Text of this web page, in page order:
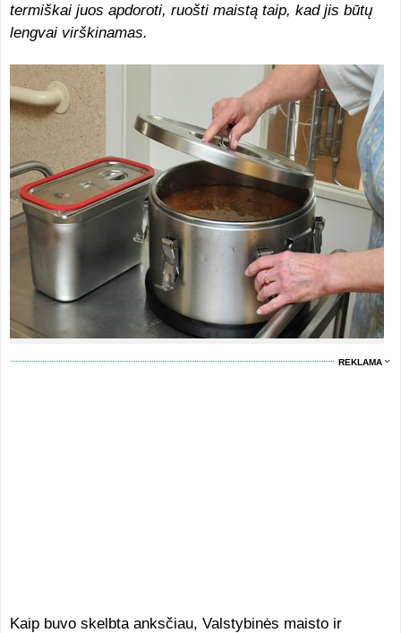
termiškai juos apdoroti, ruošti maistą taip, kad jis būtų
lengvai virškinamas.
REKLAMA
Kaip buvo skelbta anksčiau, Valstybinės maisto ir